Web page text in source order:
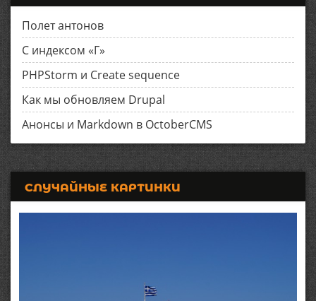
Полет антонов
С индексом «Г»
PHPStorm и Create sequence
Как мы обновляем Drupal
Анонсы и Markdown в OctoberCMS
СЛУЧАЙНЫЕ КАРТИНКИ